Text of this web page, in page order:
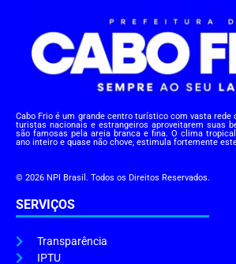
Cabo Frio é um grande centro turístico com vasta rede
turistas nacionais e estrangeiros aproveitarem suas
são famosas pela areia branca e fina. O clima
ano inteiro e quase não chove, estimula fortemente
© 2026 NPI Brasil. Todos os Direitos Reservados.
SERVIÇOS
Transparência
IPTU